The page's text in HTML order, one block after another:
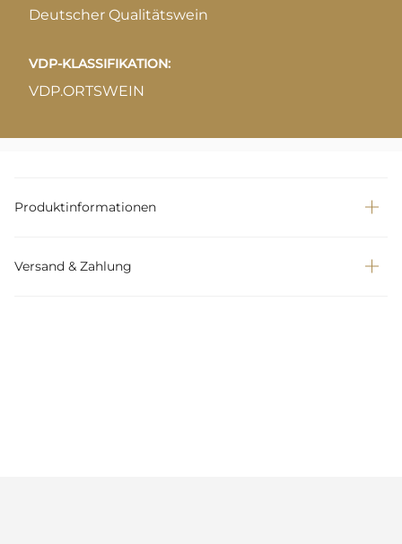
Deutscher Qualitätswein
VDP-KLASSIFIKATION:
VDP.ORTSWEIN
Produktinformationen
Versand & Zahlung